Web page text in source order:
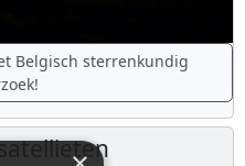
Belgisch sterrenkundig